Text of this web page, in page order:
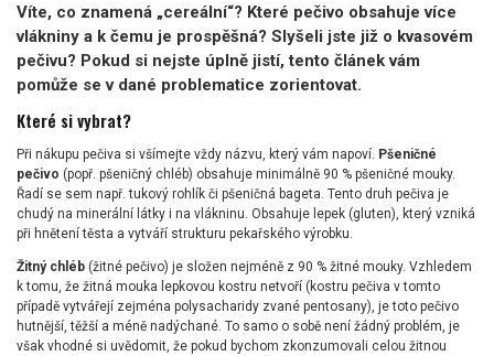
Víte, co znamená „cereální“? Které pečivo obsahuje více
vlákniny a k čemu je prospěšná? Slyšeli jste již o kvasovém
pečivu? Pokud si nejste úplně jistí, tento článek vám
pomůže se v dané problematice zorientovat.
Které si vybrat?
Při nákupu pečiva si všímejte vždy názvu, který vám napoví. Pšeničné
pečivo (popř. pšeničný chléb) obsahuje minimálně 90 % pšeničné mouky.
Řadí se sem např. tukový rohlík či pšeničná bageta. Tento druh pečiva je
chudý na minerální látky i na vlákninu. Obsahuje lepek (gluten), který vzniká
při hnětení těsta a vytváří strukturu pekařského výrobku.
Žitný chléb (žitné pečivo) je složen nejméně z 90 % žitné mouky. Vzhledem
k tomu, že žitná mouka lepkovou kostru netvoří (kostru pečiva v tomto
případě vytvářejí zejména polysacharidy zvané pentosany), je toto pečivo
hutnější, těžší a méně nadýchané. To samo o sobě není žádný problém, je
však vhodné si uvědomit, že pokud bychom zkonzumovali celou žitnou